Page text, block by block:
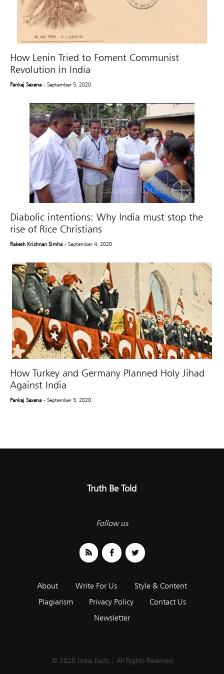
How Lenin Tried to Foment Communist
Revolution in India
Pankaj Saxena - September 5, 2020
Diabolic intentions: Why India must stop the
rise of Rice Christians
Rakesh Krishnan Simha - September 4, 2020
How Turkey and Germany Planned Holy Jihad
Against India
Pankaj Saxena - September 3, 2020
Truth Be Told
Follow us
About Write For Us
Style & Content
Plagiarism
Privacy Policy
Contact Us
Newsletter
© 2020 India Facts | All Rights Reserved